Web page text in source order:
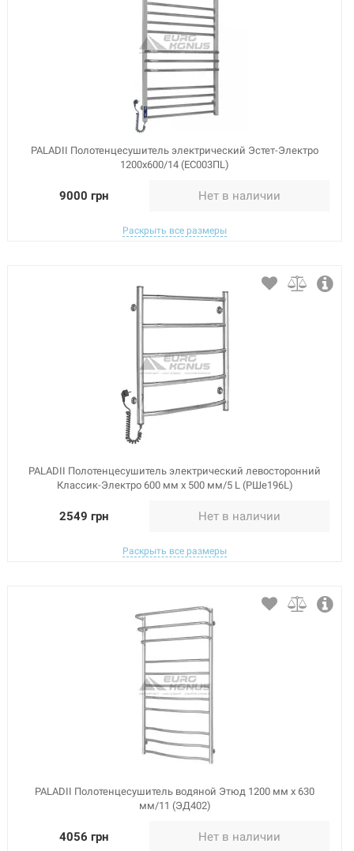
PALADII Полотенцесушитель электрический Эстет-Электро
1200х600/14 (ЕС003ПL)
9000 грн Нет в наличии
Раскрыть все размеры
PALADII Полотенцесушитель электрический левосторонний
Классик-Электро 600 мм х 500 мм/5 L (РШе196L)
2549 грн Нет в наличии
Раскрыть все размеры
PALADII Полотенцесушитель водяной Этюд 1200 мм х 630
мм/11 (ЭД402)
4056 грн Нет в наличии